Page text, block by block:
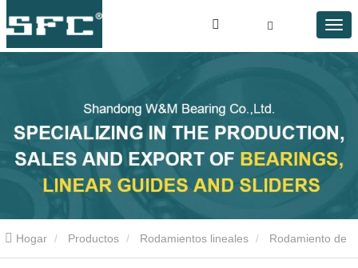
Hogar Productos Rodamientos lineales